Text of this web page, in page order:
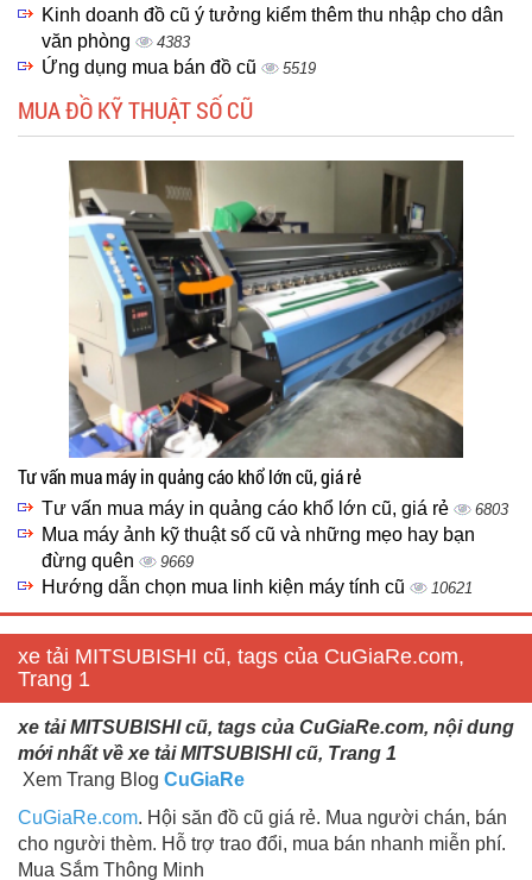
Kinh doanh đồ cũ ý tưởng kiểm thêm thu nhập cho dân
văn phòng
4383
Ứng dụng mua bán đồ cũ 5519
MUA ĐỒ KỸ THUẬT SỐ CŨ
Tư vấn mua máy in quảng cáo khổ lớn cũ, giá rẻ
Tư vấn mua máy in quảng cáo khổ lớn cũ, giá rẻ 6803
Mua máy ảnh kỹ thuật số cũ và những mẹo hay bạn
đừng quên
9669
Hướng dẫn chọn mua linh kiện máy tính cũ 10621
xe tải MITSUBISHI cũ, tags của CuGiaRe.com,
Trang 1
xe tải MITSUBISHI cũ, tags của CuGiaRe.com, nội dung
mới nhất về xe tải MITSUBISHI cũ, Trang 1
Xem Trang Blog CuGiaRe
CuGiaRe.com. Hội săn đồ cũ giá rẻ. Mua người chán, bán
cho người thèm. Hỗ trợ trao đổi, mua bán nhanh miễn phí.
Mua Sắm Thông Minh